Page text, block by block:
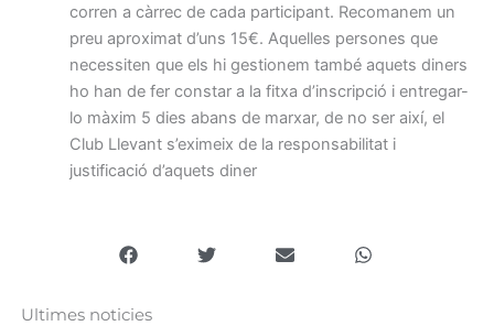
corren a càrrec de cada participant. Recomanem un
preu aproximat d’uns 15€. Aquelles persones que
necessiten que els hi gestionem també aquets diners
ho han de fer constar a la fitxa d’inscripció i entregar-
lo màxim 5 dies abans de marxar, de no ser així, el
Club Llevant s’eximeix de la responsabilitat i
justificació d’aquets diner
Ultimes noticies